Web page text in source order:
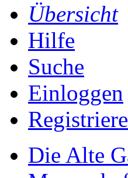
Übersicht
Hilfe
Suche
Einloggen
Die Alte